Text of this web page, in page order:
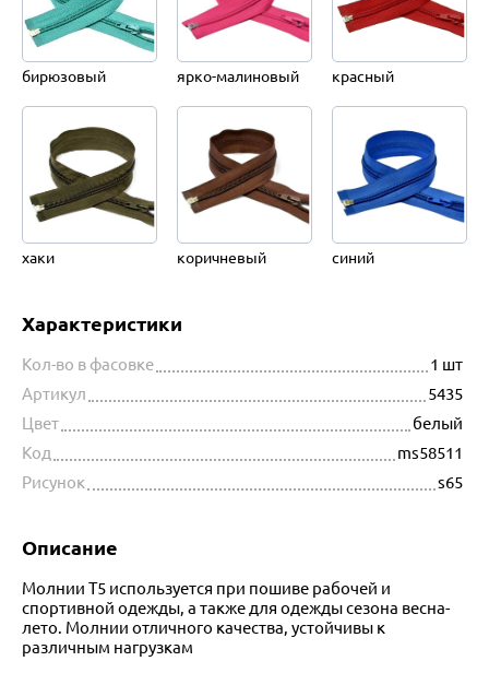
бирюзовый ярко-малиновый красный
хаки коричневый синий
Характеристики
Кол-во в фасовке
1 шт
Артикул
5435
Цвет
белый
Код
ms58511
Рисунок
s65
Описание
Молнии Т5 используется при пошиве рабочей и
спортивной одежды, а также для одежды сезона весна-
лето. Молнии отличного качества, устойчивы к
различным нагрузкам